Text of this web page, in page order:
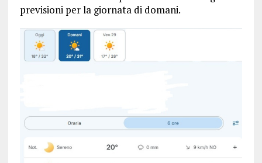
previsioni per la giornata di domani.